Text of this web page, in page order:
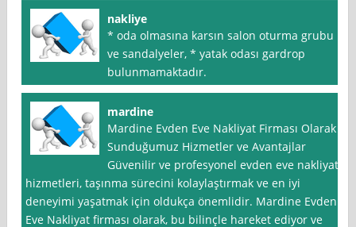
nakliye
* oda olmasına karsın salon oturma grubu
ve sandalyeler, * yatak odası gardrop
bulunmamaktadır.
mardine
Mardine Evden Eve Nakliyat Firması Olarak
Sunduğumuz Hizmetler ve Avantajlar
Güvenilir ve profesyonel evden eve nakliyat
hizmetleri, taşınma sürecini kolaylaştırmak ve en iyi
deneyimi yaşatmak için oldukça önemlidir. Mardine Evden
Eve Nakliyat firması olarak, bu bilinçle hareket ediyor ve